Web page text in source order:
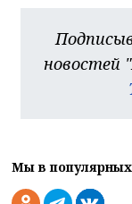
новостей
Мы в